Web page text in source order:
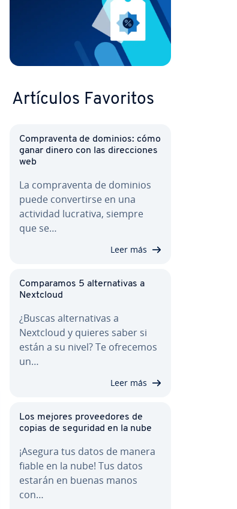
Artículos Favoritos
Co­m­pra­ve­n­ta de dominios: cómo
ganar dinero con las di­re­c­cio­nes
web
La co­m­pra­ve­n­ta de dominios
puede co­n­ve­r­ti­r­se en una
actividad lucrativa, siempre
que se…
Leer más
Co­m­pa­ra­mos 5 al­te­r­na­ti­vas a
Nextcloud
¿Buscas al­te­r­na­ti­vas a
Nextcloud y quieres saber si
están a su nivel? Te ofrecemos
un…
Leer más
Los mejores pro­vee­do­res de
copias de seguridad en la nube
¡Asegura tus datos de manera
fiable en la nube! Tus datos
estarán en buenas manos
con…